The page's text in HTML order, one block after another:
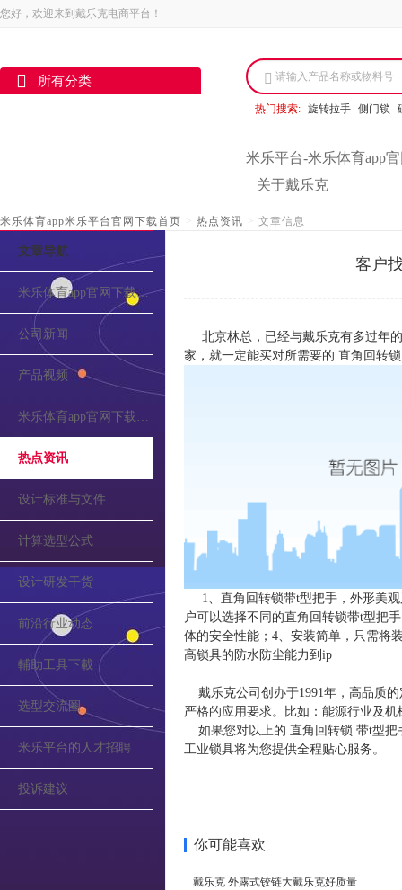
您好，欢迎来到戴乐克电商平台！
所有分类 请输入产品名称或物料号
热门搜索: 旋转拉手 侧门锁
米乐平台-米乐体育app
关于戴乐克
米乐体育app米乐平台官网下载首页 > 热点资讯 > 文章信息
文章导航
米乐体育app官网下载的介绍
公司新闻
产品视频
米乐体育app官网下载的公告
热点资讯
设计标准与文件
计算选型公式
设计研发干货
前沿行业动态
輔助工具下載
选型交流圈
米乐平台的人才招聘
投诉建议
客户
北京林总，已经与戴乐克有多过年
家，就一定能买对所需要的 直角回转
1、直角回转锁带t型把手，外形美
户可以选择不同的直角回转锁带t型把
体的安全性能；4、安装简单，只需将
高锁具的防水防尘能力到ip
戴乐克公司创办于1991年，高品质
严格的应用要求。比如：能源行业及
如果您对以上的 直角回转锁 带t型把
工业锁具将为您提供全程贴心服务。
你可能喜欢
戴乐克 外露式铰链大戴乐克好质量